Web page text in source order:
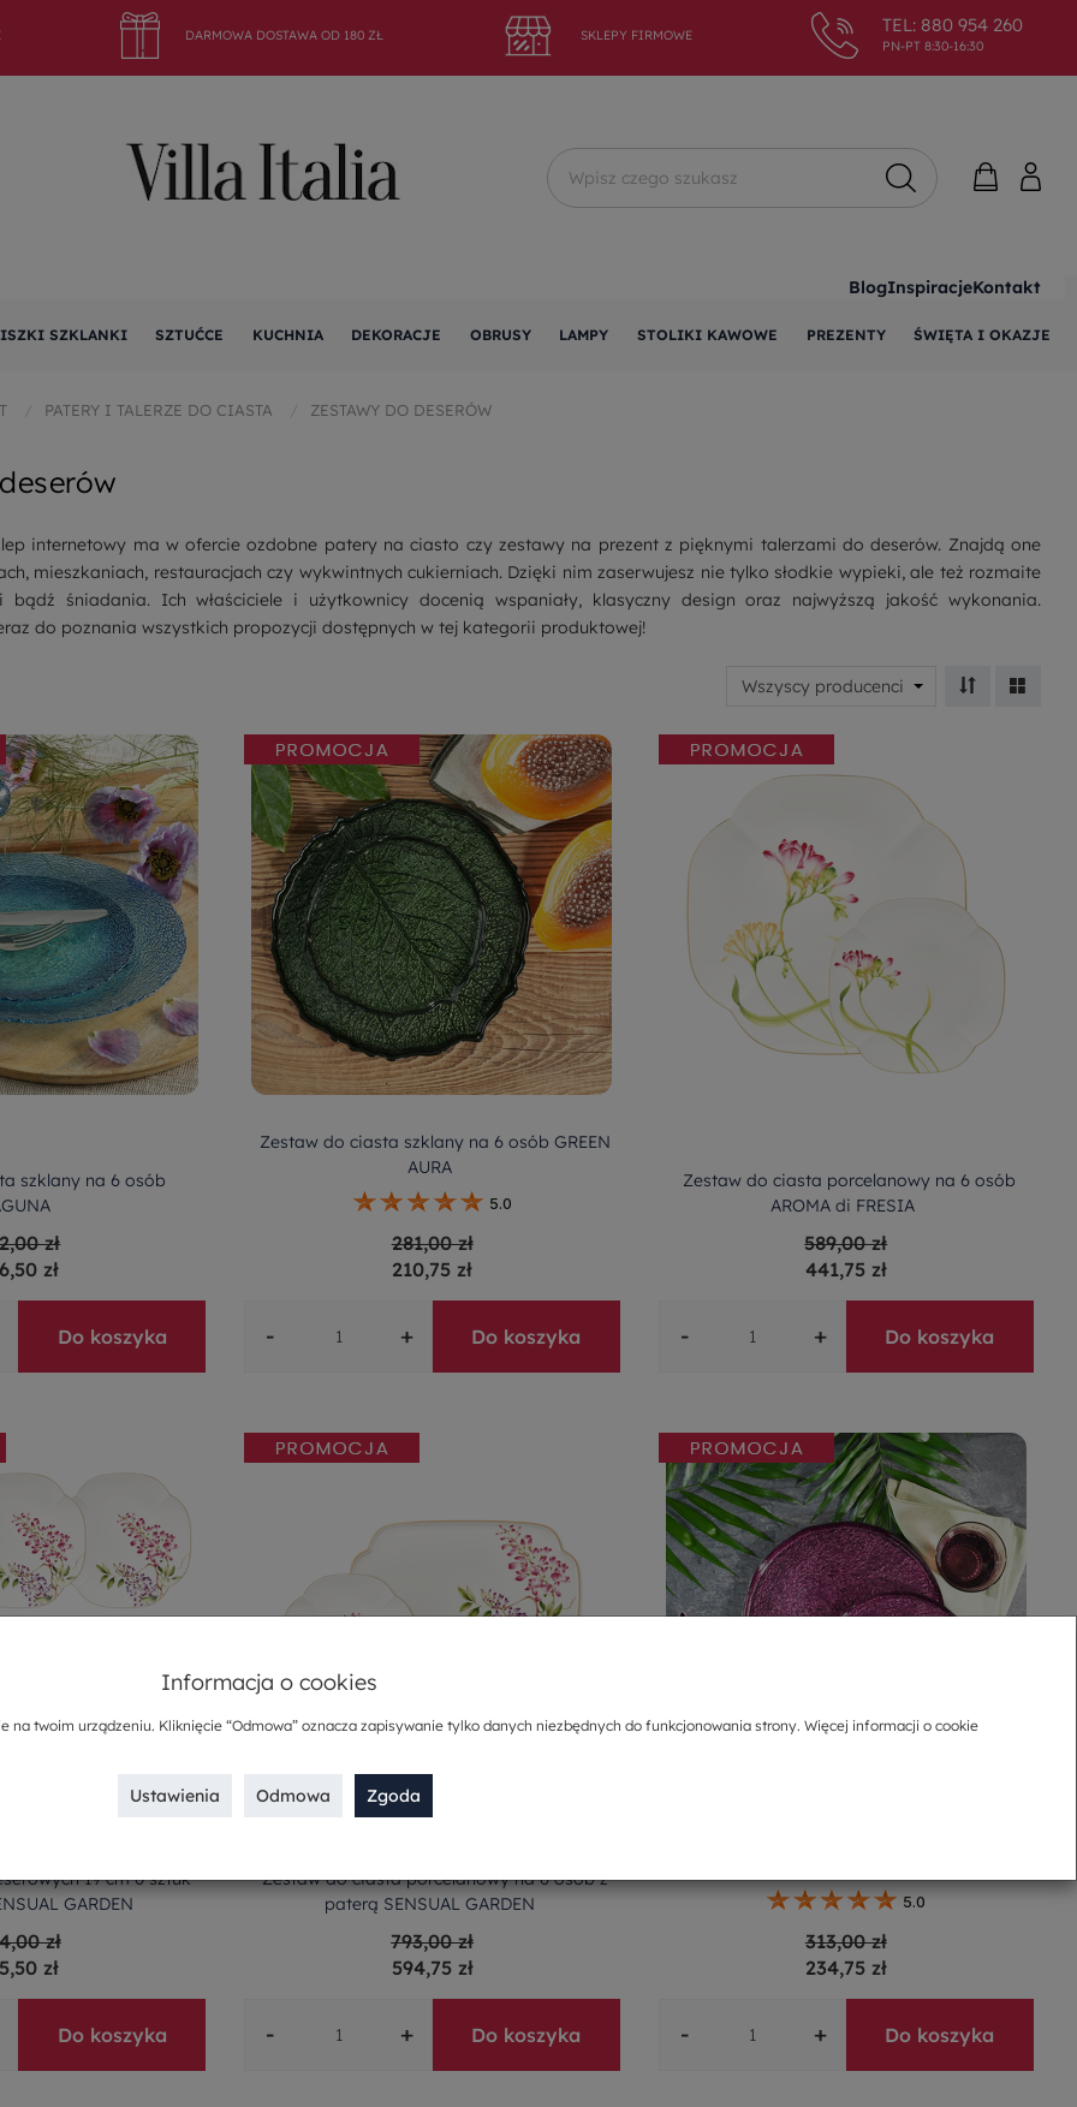
DARMOWA DOSTAWA OD 180 ZŁ SKLEPY FIRMOWE TEL: 880 954 260
PN-PT 8:30-16:30
Wyszukaj
BlogInspiracjeKontakt
SZKLANKI SZTUĆCE KUCHNIA DEKORACJE OBRUSY LAMPY STOLIKI KAWOWE PREZENTY ŚWIĘTA I OKAZJE
PATERY I TALERZE DO CIASTA ZESTAWY DO DESERÓW
internetowy ma w ofercie ozdobne patery na ciasto czy zestawy na prezent z pięknymi talerzami do deserów. Znajdą one
mieszkaniach, restauracjach czy wykwintnych cukierniach. Dzięki nim zaserwujesz nie tylko słodkie wypieki, ale też rozmaite
bądź śniadania. Ich właściciele i użytkownicy docenią wspaniały, klasyczny design oraz najwyższą jakość wykonania.
do poznania wszystkich propozycji dostępnych w tej kategorii produktowej!
szklany na 6 osób
zł
zł
Do koszyka
Zestaw do ciasta szklany na 6 osób GREEN
AURA
5.0
281,00 zł
210,75 zł
- + Do koszyka
Zestaw do ciasta porcelanowy na 6 osób
AROMA di FRESIA
589,00 zł
441,75 zł
- + Do koszyka
19 cm 6 sztuk
GARDEN
zł
zł
Do koszyka
Zestaw do ciasta porcelanowy na 6 osób z
paterą SENSUAL GARDEN
793,00 zł
594,75 zł
- + Do koszyka
5.0
313,00 zł
234,75 zł
- + Do koszyka
Informacja o cookies
na twoim urządzeniu. Kliknięcie “Odmowa” oznacza zapisywanie tylko danych niezbędnych do funkcjonowania strony. Więcej informacji o cookie
Ustawienia Odmowa Zgoda